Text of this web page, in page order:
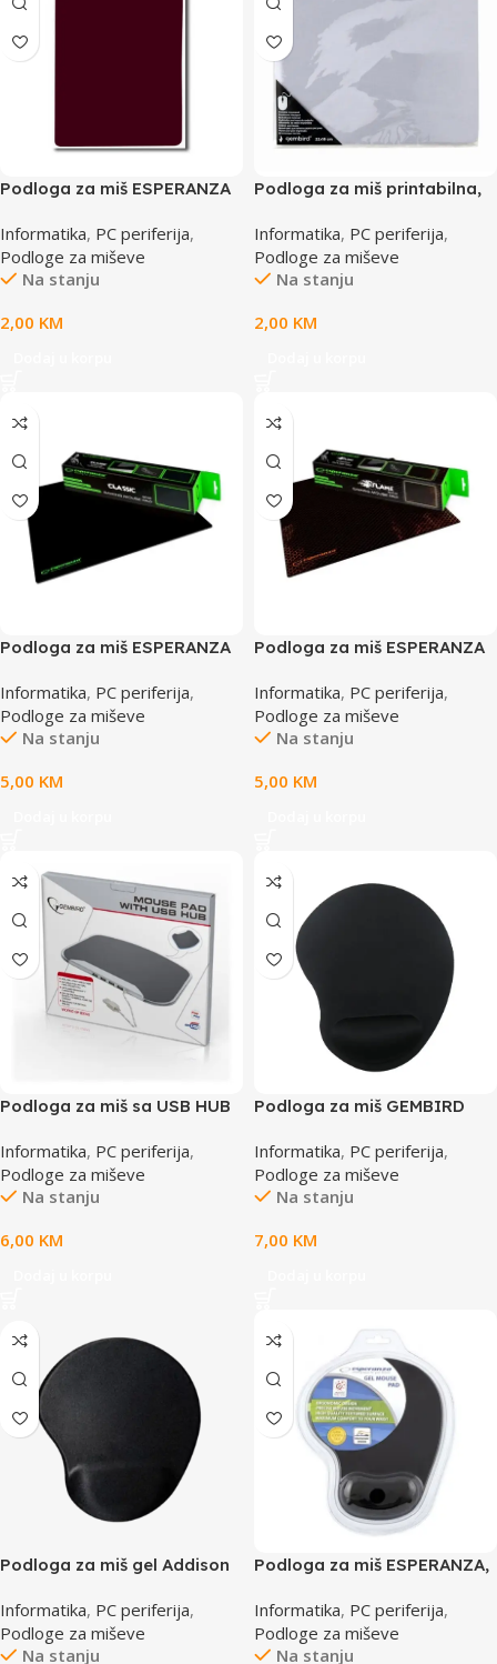
Podloga za miš ESPERANZA
Informatika, PC periferija,
Podloge za miševe
Na stanju
2,00 KM
Podloga za miš printabilna,
Informatika, PC periferija,
Podloge za miševe
Na stanju
2,00 KM
Podloga za miš ESPERANZA
MINI, 250 x 200 x 2mm,
EGP101K
Informatika, PC periferija,
Podloge za miševe
Na stanju
5,00 KM
Podloga za miš ESPERANZA
MINI, 250 x 200 x 2mm,
EGP101R
Informatika, PC periferija,
Podloge za miševe
Na stanju
5,00 KM
Podloga za miš sa USB HUB
224
Informatika, PC periferija,
Podloge za miševe
Na stanju
6,00 KM
Podloga za miš GEMBIRD
black
Informatika, PC periferija,
Podloge za miševe
Na stanju
7,00 KM
Podloga za miš gel Addison
Black Mouse Pad, 35154
Informatika, PC periferija,
Podloge za miševe
Na stanju
Podloga za miš ESPERANZA,
BLACK, EA137K
Informatika, PC periferija,
Podloge za miševe
Na stanju